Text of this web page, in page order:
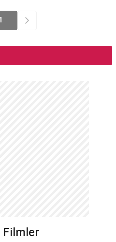
Dimsdale'i yeni şerif olarak iş
bu berbat tipler, Dimsdale'in
kanun adamı Tom Destry'nin
Filmler